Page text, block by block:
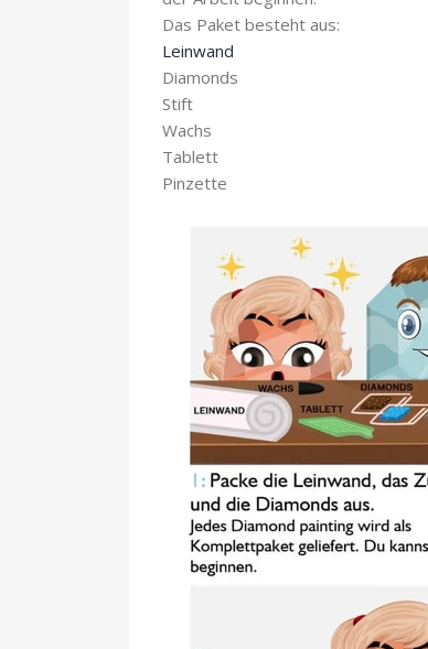
Das Paket besteht aus:
Leinwand
Diamonds
Stift
Wachs
Tablett
Pinzette